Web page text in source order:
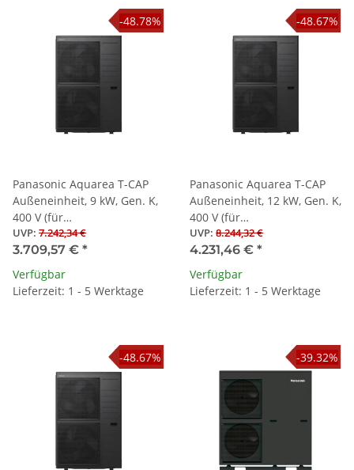
-48.78%
Panasonic Aquarea T-CAP
Außeneinheit, 9 kW, Gen. K,
400 V (für
Splitwärmepumpen)
UVP: 7.242,34 €
3.709,57 € *
Verfügbar
Lieferzeit: 1 - 5 Werktage
-48.67%
Panasonic Aquarea T-CAP
Außeneinheit, 12 kW, Gen. K,
400 V (für
Splitwärmepumpen)
UVP: 8.244,32 €
4.231,46 € *
Verfügbar
Lieferzeit: 1 - 5 Werktage
-48.67% -39.32%